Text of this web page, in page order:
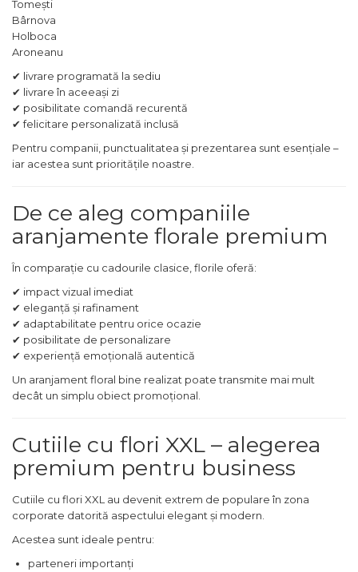
Tomești
Bârnova
Holboca
Aroneanu
✔ livrare programată la sediu
✔ livrare în aceeași zi
✔ posibilitate comandă recurentă
✔ felicitare personalizată inclusă
Pentru companii, punctualitatea și prezentarea sunt esențiale –
iar acestea sunt prioritățile noastre.
De ce aleg companiile
aranjamente florale premium
În comparație cu cadourile clasice, florile oferă:
✔ impact vizual imediat
✔ eleganță și rafinament
✔ adaptabilitate pentru orice ocazie
✔ posibilitate de personalizare
✔ experiență emoțională autentică
Un aranjament floral bine realizat poate transmite mai mult
decât un simplu obiect promoțional.
Cutiile cu flori XXL – alegerea
premium pentru business
Cutiile cu flori XXL au devenit extrem de populare în zona
corporate datorită aspectului elegant și modern.
Acestea sunt ideale pentru:
parteneri importanți